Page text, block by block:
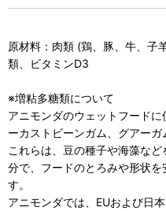
原材料：肉類 (鶏、豚、牛、子
類、ビタミンD3
※増粘多糖類について
アニモンダのウェットフード
ーカストビーンガム、グアーガ
これらは、豆の種子や海藻な
分で、フードのとろみや形状
す。
アニモンダでは、EUおよび日